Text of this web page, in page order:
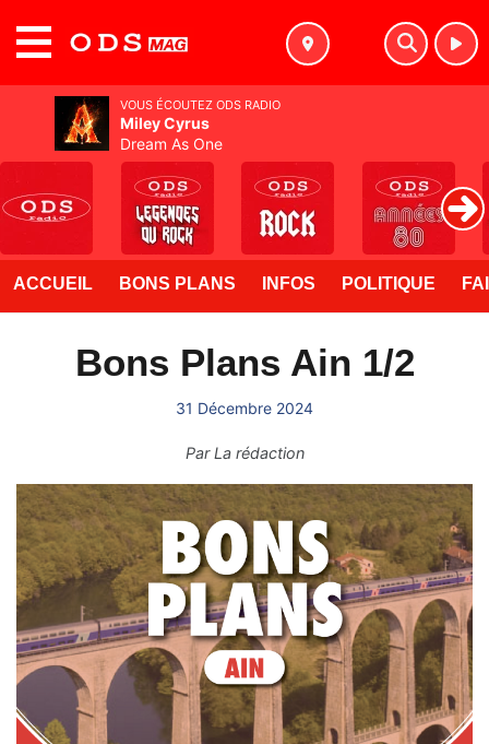
ACCUEIL BONS PLANS INFOS POLITIQUE
Bons Plans Ain 1/2
31 Décembre 2024
ParLa rédaction
VOUS ÉCOUTEZ ODS RADIO
Miley Cyrus
Dream As One